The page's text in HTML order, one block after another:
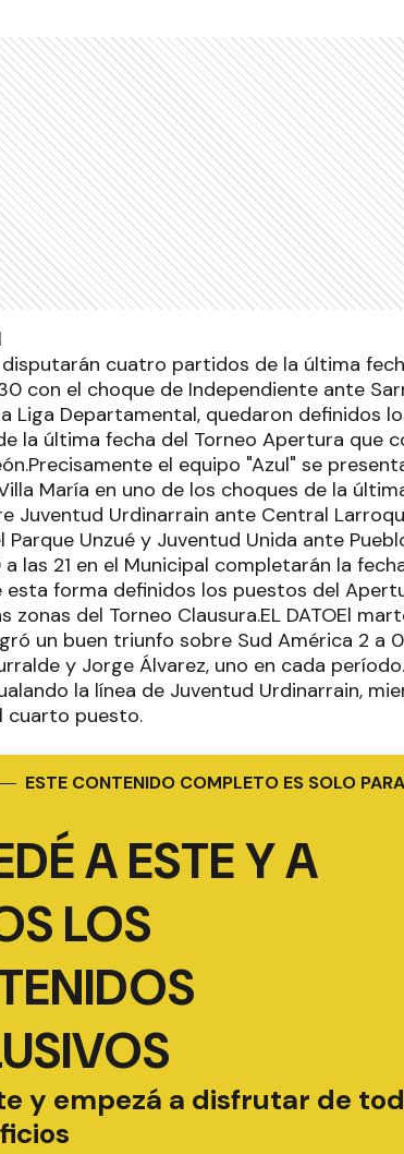
disputarán cuatro partidos de la última
con el choque de Independiente ante
Liga Departamental, quedaron definidos
la última fecha del Torneo Apertura que
el equipo "Azul" se
María en uno de los choques de la
Juventud Urdinarrain ante Central
Parque Unzué y Juventud Unida ante
las 21 en el Municipal completarán la
esta forma definidos los puestos del
zonas del Torneo Clausura.EL DATOEl
un buen triunfo sobre Sud América 2 a
y Jorge Álvarez, uno en cada
la línea de Juventud Urdinarrain,
cuarto puesto.
ESTE CONTENIDO COMPLETO ES SOLO
A ESTE Y A
LOS
y empezá a disfrutar de